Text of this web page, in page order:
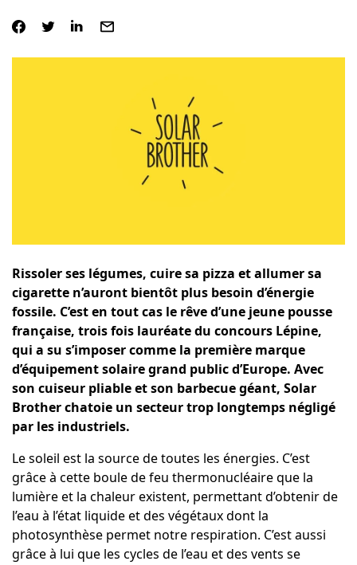
Rissoler ses légumes, cuire sa pizza et allumer sa
cigarette n’auront bientôt plus besoin d’énergie
fossile. C’est en tout cas le rêve d’une jeune pousse
française, trois fois lauréate du concours Lépine,
qui a su s’imposer comme la première marque
d’équipement solaire grand public d’Europe. Avec
son cuiseur pliable et son barbecue géant, Solar
Brother chatoie un secteur trop longtemps négligé
par les industriels.
Le soleil est la source de toutes les énergies. C’est
grâce à cette boule de feu thermonucléaire que la
lumière et la chaleur existent, permettant d’obtenir de
l’eau à l’état liquide et des végétaux dont la
photosynthèse permet notre respiration. C’est aussi
grâce à lui que les cycles de l’eau et des vents se